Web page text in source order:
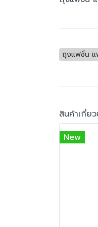
ถุงแฟชั่น แ
สินค้าเกี่ย
New